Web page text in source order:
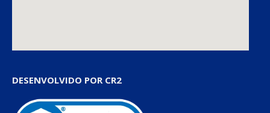
DESENVOLVIDO POR CR2